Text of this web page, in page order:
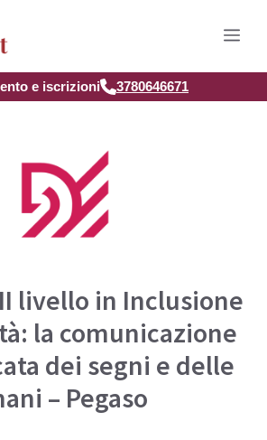
e iscrizioni 3780646671
livello in Inclusione
la comunicazione
dei segni e delle
– Pegaso